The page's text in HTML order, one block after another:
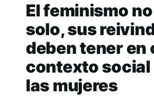
El feminismo
solo, sus
deben tener en
contexto social
las mujeres